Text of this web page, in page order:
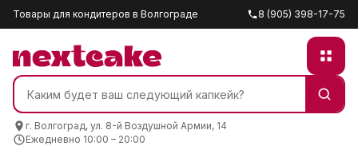
Товары для кондитеров в Волгограде 8 (905) 398-17-75
г. Волгоград, ул. 8-й Воздушной Армии, 14
Ежедневно 10:00 – 20:00